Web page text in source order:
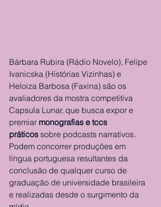
Bárbara Rubira (Rádio Novelo), Felipe
Ivanicska (Histórias Vizinhas) e
Heloiza Barbosa (Faxina) são os
avaliadores da mostra competitiva
Capsula Lunar, que busca expor e
premiar monografias e tccs
práticos sobre podcasts narrativos.
Podem concorrer produções em
língua portuguesa resultantes da
conclusão de qualquer curso de
graduação de universidade brasileira
e realizadas desde o surgimento da